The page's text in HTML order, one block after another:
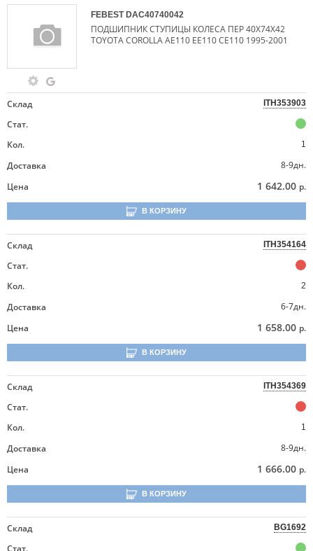
FEBEST DAC40740042
ПОДШИПНИК СТУПИЦЫ КОЛЕСА ПЕР 40X74X42
TOYOTA COROLLA AE110 EE110 CE110 1995-2001
Склад ITH353903
Стат.
Кол.
1
Доставка
8-9дн.
Цена
1 642.00 р.
В КОРЗИНУ
Склад ITH354164
Стат.
Кол.
2
Доставка
6-7дн.
Цена
1 658.00 р.
В КОРЗИНУ
Склад ITH354369
Стат.
Кол.
1
Доставка
8-9дн.
Цена
1 666.00 р.
В КОРЗИНУ
Склад BG1692
Стат.